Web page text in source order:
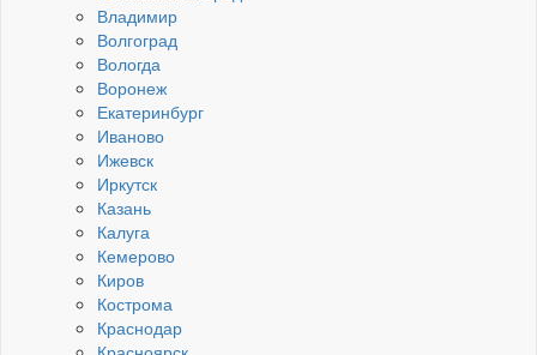
Владимир
Волгоград
Вологда
Воронеж
Екатеринбург
Иваново
Ижевск
Иркутск
Казань
Калуга
Кемерово
Киров
Кострома
Краснодар